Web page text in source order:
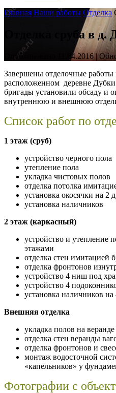
Главная Наши работы Отделка
Отделка сруба в д.
Опубликовано 11.04.2016 |
Завершены отделочные работы
расположенном деревне
бригады установили обсаду
внутреннюю и внешнюю
Список работ по
1 этаж (сруб)
устройство черного пола
утепление пола
укладка чистовых полов
отделка потолка
установка окосячки на 2
установка наличников
2 этаж (каркасный)
устройство и утепление
этажами
отделка стен имитацией
отделка фронтонов
устройство 4 ниш под
устройство 4
установка наличников на
Внешняя отделка
укладка полов на веранде
отделка стен веранды
отделка фронтонов и
монтаж водосточной
«капельников» у
Фотографии с